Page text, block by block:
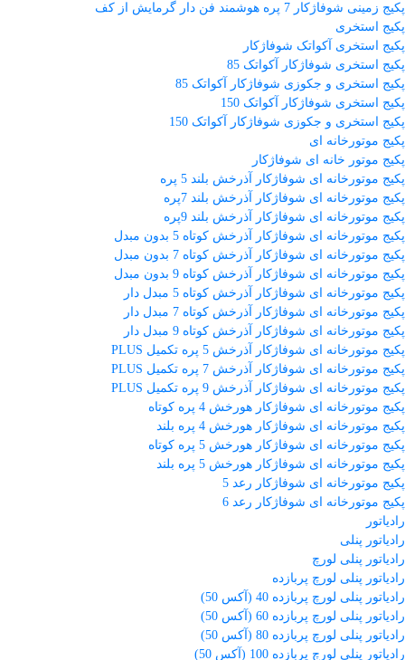
پکیج زمینی شوفاژکار 7 پره هوشمند فن دار گرمایش از کف
پکیج استخری
پکیج استخری آکواتک شوفاژکار
پکیج استخری شوفاژکار آکواتک 85
پکیج استخری و جکوزی شوفاژکار آکواتک 85
پکیج استخری شوفاژکار آکواتک 150
پکیج استخری و جکوزی شوفاژکار آکواتک 150
پکیج موتورخانه ای
پکیج موتور خانه ای شوفاژکار
پکیج موتورخانه ای شوفاژکار آذرخش بلند 5 پره
پکیج موتورخانه ای شوفاژکار آذرخش بلند 7پره
پکیج موتورخانه ای شوفاژکار آذرخش بلند 9پره
پکیج موتورخانه ای شوفاژکار آذرخش کوتاه 5 بدون مبدل
پکیج موتورخانه ای شوفاژکار آذرخش کوتاه 7 بدون مبدل
پکیج موتورخانه ای شوفاژکار آذرخش کوتاه 9 بدون مبدل
پکیج موتورخانه ای شوفاژکار آذرخش کوتاه 5 مبدل دار
پکیج موتورخانه ای شوفاژکار آذرخش کوتاه 7 مبدل دار
پکیج موتورخانه ای شوفاژکار آذرخش کوتاه 9 مبدل دار
پکیج موتورخانه ای شوفاژکار آذرخش 5 پره تکمیل PLUS
پکیج موتورخانه ای شوفاژکار آذرخش 7 پره تکمیل PLUS
پکیج موتورخانه ای شوفاژکار آذرخش 9 پره تکمیل PLUS
پکیج موتورخانه ای شوفاژکار هورخش 4 پره کوتاه
پکیج موتورخانه ای شوفاژکار هورخش 4 پره بلند
پکیج موتورخانه ای شوفاژکار هورخش 5 پره کوتاه
پکیج موتورخانه ای شوفاژکار هورخش 5 پره بلند
پکیج موتورخانه ای شوفاژکار رعد 5
پکیج موتورخانه ای شوفاژکار رعد 6
رادیاتور
رادیاتور پنلی
رادیاتور پنلی لورچ
رادیاتور پنلی لورچ پربازده
رادیاتور پنلی لورچ پربازده 40 (آکس 50)
رادیاتور پنلی لورچ پربازده 60 (آکس 50)
رادیاتور پنلی لورچ پربازده 80 (آکس 50)
رادیاتور پنلی لورچ پربازده 100 (آکس 50)